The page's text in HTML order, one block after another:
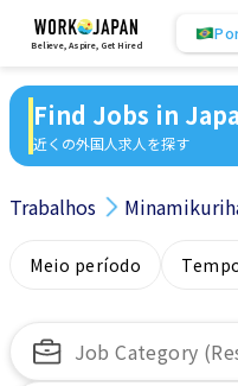
Believe, Aspire, Get Hired
Find Jobs in
近くの外国人求人を探す
Trabalhos
Meio período